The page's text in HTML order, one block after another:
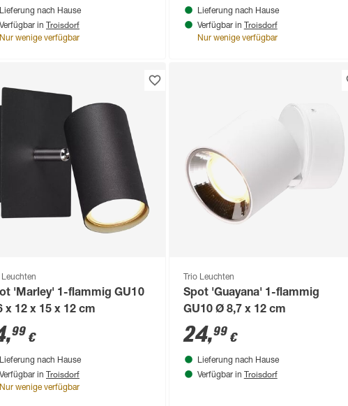
Lieferung nach Hause
Verfügbar in Troisdorf
Nur wenige verfügbar
Lieferung nach Hause
Verfügbar in Troisdorf
Nur wenige verfügbar
Leuchten
'Marley' 1-flammig GU10
x 12 x 15 x 12 cm
,99 €
Lieferung nach Hause
Verfügbar in Troisdorf
Nur wenige verfügbar
Trio Leuchten
Spot 'Guayana' 1-flammig
GU10 Ø 8,7 x 12 cm
24,99€
Lieferung nach Hause
Verfügbar in Troisdorf